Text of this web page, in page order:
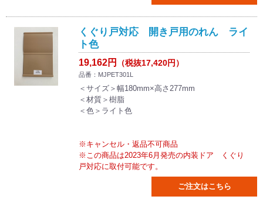
くぐり戸対応 開き戸用のれん ライ
ト色
19,162円 （税抜17,420円）
品番：MJPET301L
＜サイズ＞幅180mm×高さ277mm
＜材質＞樹脂
＜色＞ライト色
※キャンセル・返品不可商品
※この商品は2023年6月発売の内装ドア くぐり
戸対応に取付可能です。
ご注文はこちら